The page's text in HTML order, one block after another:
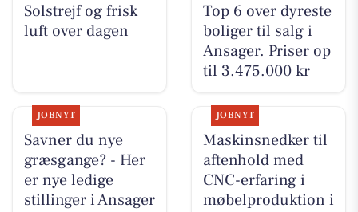
Solstrejf og frisk
luft over dagen
Top 6 over dyreste
boliger til salg i
Ansager. Priser op
til 3.475.000 kr
JOBNYT
Savner du nye
græsgange? - Her
er nye ledige
stillinger i Ansager
JOBNYT
Maskinsnedker til
aftenhold med
CNC-erfaring i
møbelproduktion i